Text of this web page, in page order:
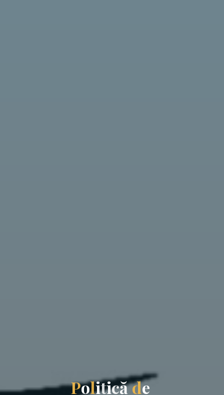
Politicăde